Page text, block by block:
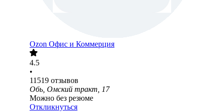
Ozon Офис и Коммерция
4.5
•
11519 отзывов
Обь, Омский тракт, 17
Можно без резюме
Откликнуться